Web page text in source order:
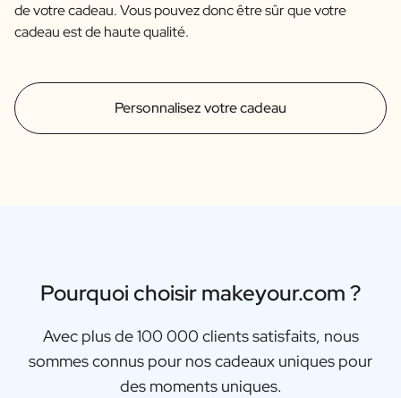
Personnalisez votre cadeau
de votre cadeau. Vous pouvez donc être sûr que votre
cadeau est de haute qualité.
Pourquoi choisir makeyour.com ?
Avec plus de 100 000 clients satisfaits, nous
sommes connus pour nos cadeaux uniques pour
des moments uniques.